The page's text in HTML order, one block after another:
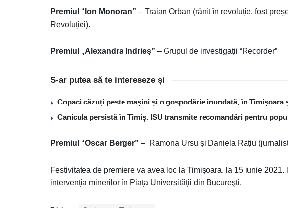
Premiul “Ion Monoran” – Traian Orban (rănit în revoluție, fost
Revoluției).
Premiul „Alexandra Indrieş” – Grupul de investigații “Recorder”
S-ar putea să te intereseze și
Copaci căzuți peste mașini și o gospodărie inundată, în Timișoara
Canicula persistă în Timiș. ISU transmite recomandări pentru
Premiul “Oscar Berger” – Ramona Ursu și Daniela Rațiu
Festivitatea de premiere va avea loc la Timişoara, la 15 iunie
intervenţia minerilor în Piaţa Universităţii din Bucureşti.